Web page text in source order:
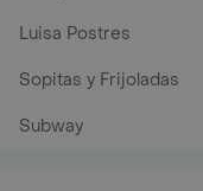
Luisa Postres
Sopitas y Frijoladas
Subway